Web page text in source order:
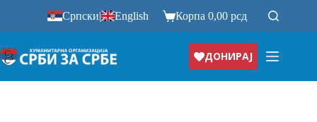
Српски| English Корпа0,00рсд
ДОНИРАЈ